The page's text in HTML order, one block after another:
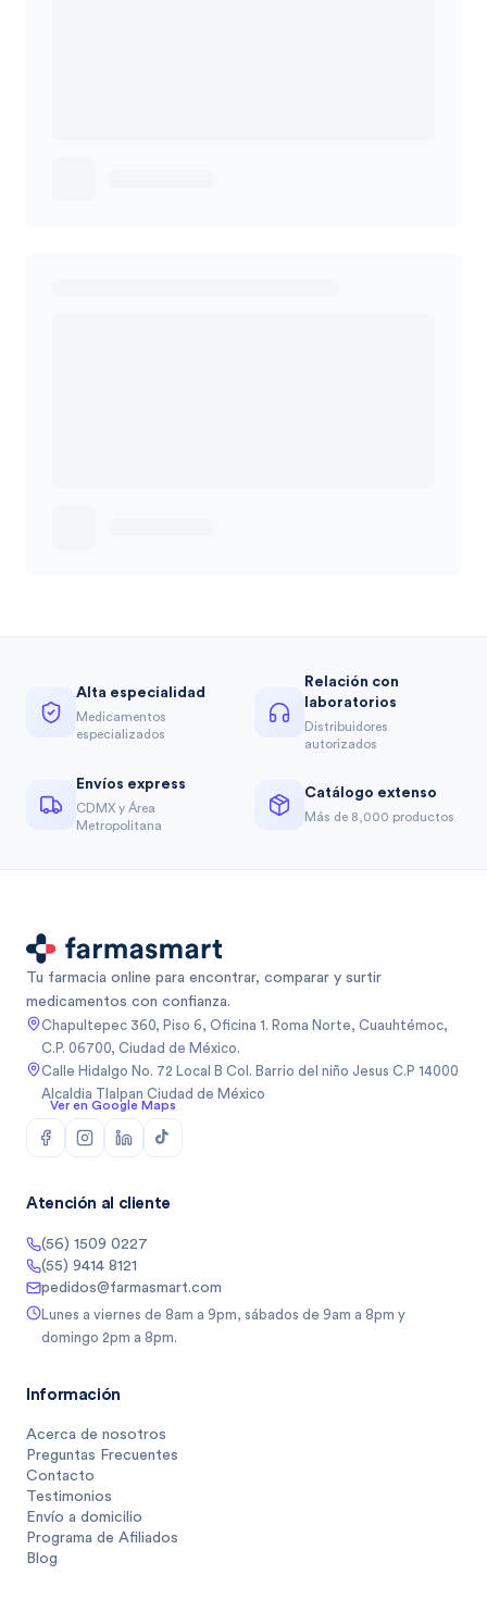
Alta especialidad
Medicamentos
especializados
Relación con
laboratorios
Distribuidores
autorizados
Envíos express
CDMX y Área
Metropolitana
Catálogo extenso
Más de 8,000 productos
Tu farmacia online para encontrar, comparar y surtir
medicamentos con confianza.
Chapultepec 360, Piso 6, Oficina 1. Roma Norte, Cuauhtémoc,
C.P. 06700, Ciudad de México.
Calle Hidalgo No. 72 Local B Col. Barrio del niño Jesus C.P 14000
Alcaldia Tlalpan Ciudad de México
Ver en Google Maps
Atención al cliente
(56) 1509 0227
(55) 9414 8121
pedidos@farmasmart.com
Lunes a viernes de 8am a 9pm, sábados de 9am a 8pm y
domingo 2pm a 8pm.
Información
Acerca de nosotros
Preguntas Frecuentes
Contacto
Testimonios
Envío a domicilio
Programa de Afiliados
Blog